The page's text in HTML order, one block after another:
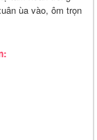
ùa vào, ôm trọn